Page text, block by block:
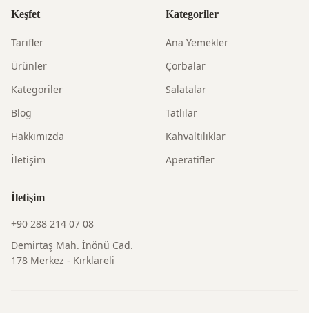
Keşfet
Tarifler
Ürünler
Kategoriler
Blog
Hakkımızda
İletişim
Kategoriler
Ana Yemekler
Çorbalar
Salatalar
Tatlılar
Kahvaltılıklar
Aperatifler
İletişim
+90 288 214 07 08
Demirtaş Mah. İnönü Cad.
178 Merkez - Kırklareli